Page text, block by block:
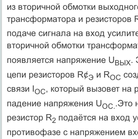
из вторичной обмотки
трансформатора и резисторов
подаче сигнала на вход
вторичной обмотки
появляется напряжение UВЫХ.
цепи резисторов R¢Э и RОС
связи IОС, который вызовет на
падение напряжения UОС..Это
резистор R2подаётся на вход
противофазе с напряжением